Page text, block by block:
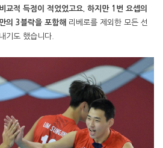
비교적 득점이 적었었고요. 하지만 1번 요셉의
의 3블락을 포함해 리베로를 제외한 모든 선
기도 했습니다.